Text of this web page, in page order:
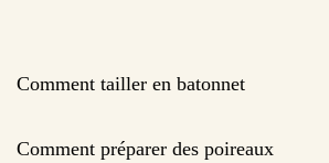
Comment tailler en batonnet
Comment préparer des poireaux